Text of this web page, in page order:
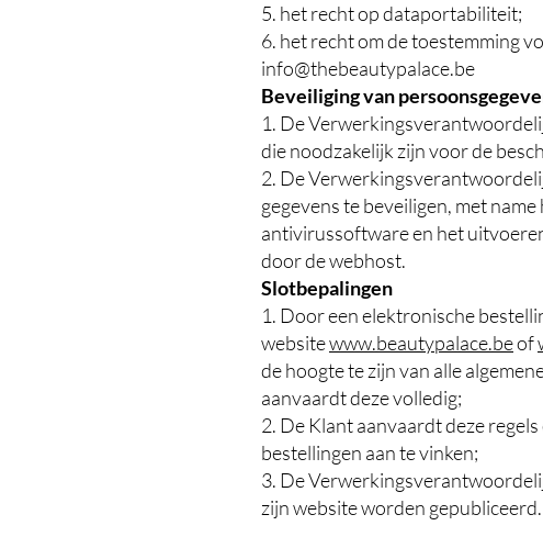
5. het recht op dataportabiliteit;
6. het recht om de toestemming
info@thebeautypalace.be
Beveiliging van
1. De
die noodzakelijk zijn voor de
2. De
gegevens te beveiligen, met
antivirussoftware en het
door de webhost.
Slotbepalingen
1. Door een elektronische
websitewww.beautypalace.beof
de hoogte te zijn van alle
aanvaardt deze volledig;
2. De Klant aanvaardt deze
bestellingen aan te vinken;
3. De
zijn website worden gepubliceerd.